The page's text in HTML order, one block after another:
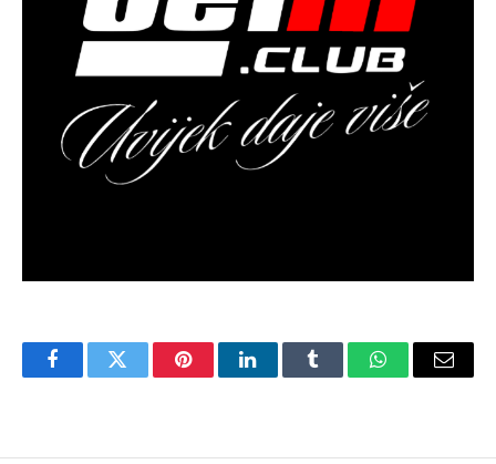
FacebookTwitter PinterestLinkedInTumblr WhatsAppEmail